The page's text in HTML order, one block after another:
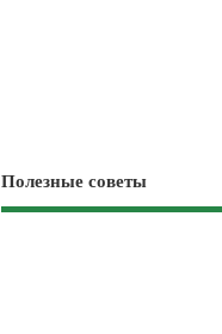
Полезные советы